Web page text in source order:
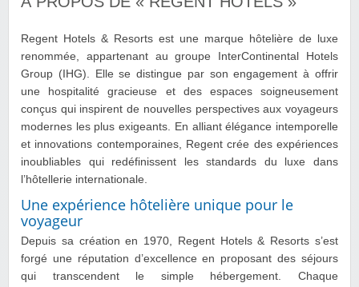
Regent Hotels & Resorts est une marque hôtelière de luxe
renommée, appartenant au groupe InterContinental Hotels
Group (IHG). Elle se distingue par son engagement à offrir
une hospitalité gracieuse et des espaces soigneusement
conçus qui inspirent de nouvelles perspectives aux voyageurs
modernes les plus exigeants. En alliant élégance intemporelle
et innovations contemporaines, Regent crée des expériences
inoubliables qui redéfinissent les standards du luxe dans
l’hôtellerie internationale.
Une expérience hôtelière unique pour le
voyageur
Depuis sa création en 1970, Regent Hotels & Resorts s’est
forgé une réputation d’excellence en proposant des séjours
qui transcendent le simple hébergement. Chaque